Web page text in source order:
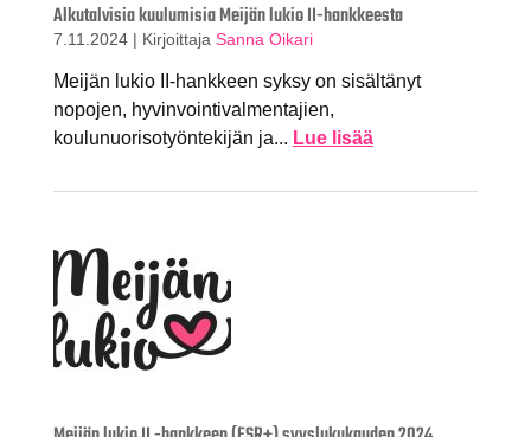
Alkutalvisia kuulumisia Meijän lukio II-hankkeesta
7.11.2024 | Kirjoittaja Sanna Oikari
Meijän lukio II-hankkeen syksy on sisältänyt
nopojen, hyvinvointivalmentajien,
koulunuorisotyöntekijän ja... Lue lisää